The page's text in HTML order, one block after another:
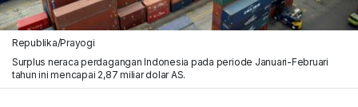
Republika/Prayogi
Surplus neraca perdagangan Indonesia pada periode Januari-Februari
tahun ini mencapai 2,87 miliar dolar AS.